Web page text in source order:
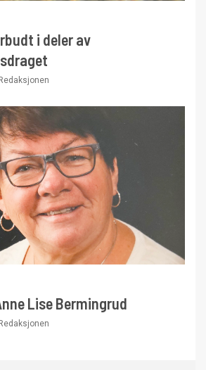
i deler av
Lise Bermingrud